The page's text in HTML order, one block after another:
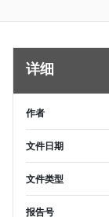
详细
作者
文件日期
文件类型
报告号